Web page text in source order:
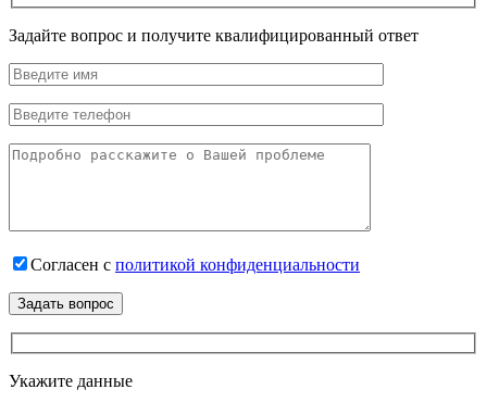
Задайте вопрос и получите квалифицированный ответ
Согласен с политикой конфиденциальности
Задать вопрос
Укажите данные